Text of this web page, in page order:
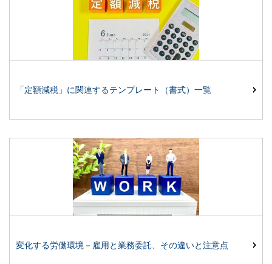
「定額減税」に関連するテンプレート（書式）一覧
変化する労働環境－雇用と業務委託、その違いと注意点